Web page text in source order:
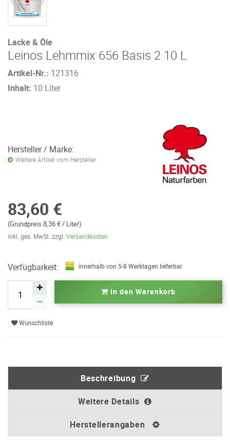
Lacke & Öle
Leinos Lehmmix 656 Basis 2 10 L
Artikel-Nr.: 121316
Inhalt: 10 Liter
Hersteller / Marke:
Weitere Artikel vom Hersteller
83,60 €
(Grundpreis 8,36 € / Liter)
inkl. ges. MwSt. zzgl. Versandkosten
Verfügbarkeit: innerhalb von 5-8 Werktagen lieferbar
In den Warenkorb
Wunschliste
Beschreibung
Weitere Details
Herstellerangaben